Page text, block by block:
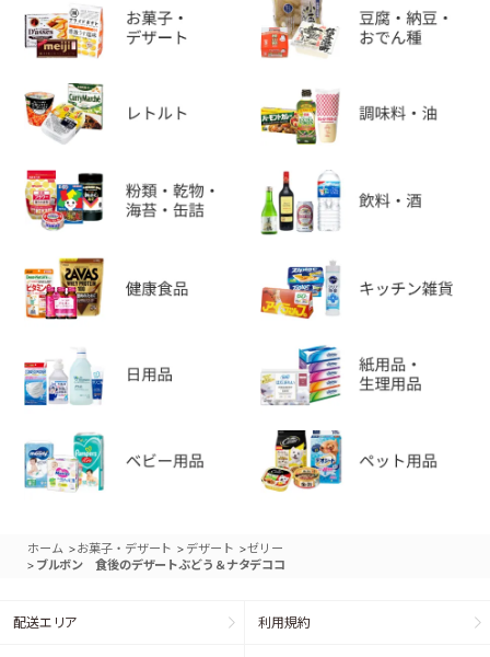
ホーム >お菓子・デザート > デザート >ゼリー
> ブルボン 食後のデザートぶどう＆ナタデココ
配送エリア 利用規約